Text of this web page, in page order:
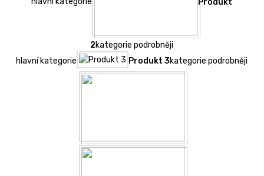
2kategorie podrobněji
hlavní kategorie
Produkt 3kategorie podrobněji